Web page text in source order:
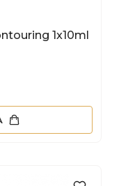
1x10ml